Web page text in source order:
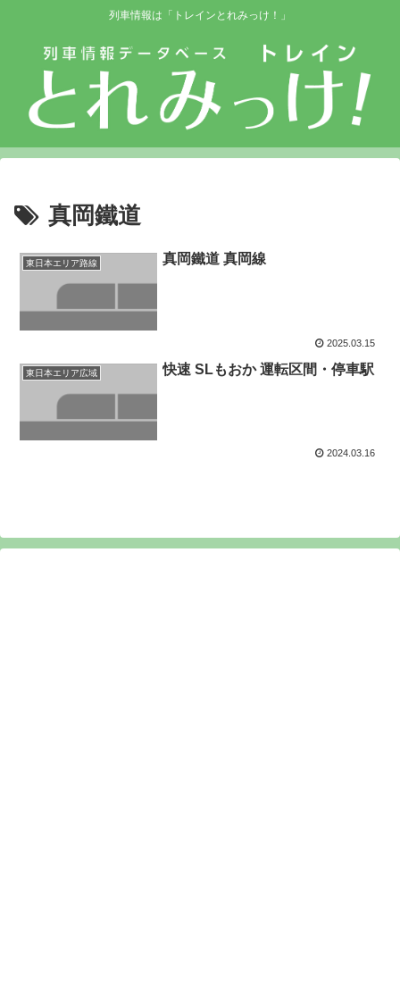
列車情報は「トレインとれみっけ！」
真岡鐵道
東日本エリア路線 真岡鐵道 真岡線
2025.03.15
東日本エリア広域 快速 SLもおか 運転区間・停車駅
2024.03.16